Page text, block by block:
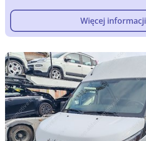
Więcej informacji